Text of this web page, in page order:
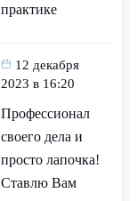
практике
12 декабря
2023 в 16:20
Профессионал
своего дела и
просто лапочка!
Ставлю Вам